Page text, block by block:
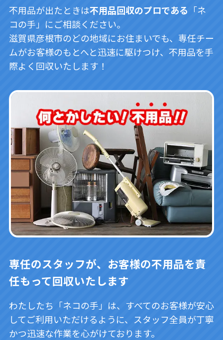
不用品が出たときは不用品回収のプロである 「ネ
コの手」にご相談ください。
滋賀県彦根市のどの地域にお住まいでも、専任チー
ムがお客様のもとへと迅速に駆けつけ、不用品を手
際よく回収いたします！
専任のスタッフが、お客様の不用品を責
任もって回収いたします
わたしたち「ネコの手」は、すべてのお客様が安心
してご利用いただけるように、スタッフ全員が丁寧
かつ迅速な作業を心がけております。